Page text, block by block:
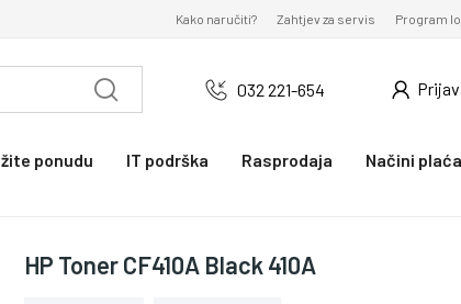
Kako naručiti? Zahtjev za servis Program
032 221-654
ponudu IT podrška Rasprodaja Načini
HP Toner CF410A Black 410A